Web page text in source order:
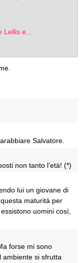
e...
Salvatore.
non tanto l’età! (*)
lui un giovane di
maturità per
uomini così,
forse mi sono
ambiente si sfrutta